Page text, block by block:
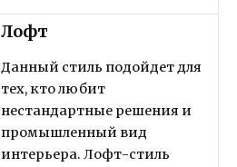
Лофт
Данный стиль подойдет для
тех, кто любит
нестандартные решения и
промышленный вид
интерьера. Лофт-стиль